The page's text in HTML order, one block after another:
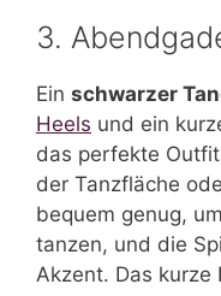
3.
Ein schwarzer
Heels und ein
das perfekte
der Tanzfläche
bequem genug,
tanzen, und die
Akzent. Das